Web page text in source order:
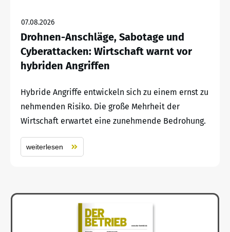
07.08.2026
Drohnen-Anschläge, Sabotage und
Cyberattacken: Wirtschaft warnt vor
hybriden Angriffen
Hybride Angriffe entwickeln sich zu einem ernst zu
nehmenden Risiko. Die große Mehrheit der
Wirtschaft erwartet eine zunehmende Bedrohung.
weiterlesen